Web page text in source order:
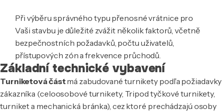
Při výběru správného typu přenosné vrátnice pro
Vaši stavbu je důležité zvážit několik faktorů, včetně
bezpečnostních požadavků, počtu uživatelů,
přístupových zón a frekvence průchodů.
Základní technické vybavení
Turniketová částmá zabudované turnikety podľa požiadavky
zákazníka (celoosobové turnikety, Tripod tyčkové turnikety,
turniket a mechanická bránka), cez ktoré prechádzajú osoby